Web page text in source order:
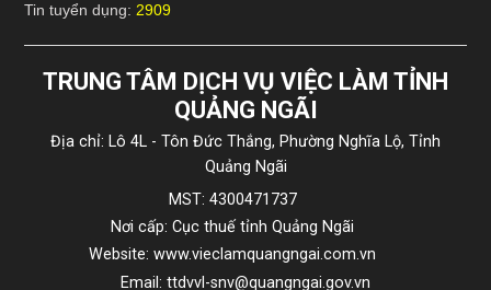
Tin tuyển dụng: 2909
TRUNG TÂM DỊCH VỤ VIỆC LÀM TỈNH
QUẢNG NGÃI
Địa chỉ: Lô 4L - Tôn Đức Thắng, Phường Nghĩa Lộ, Tỉnh
Quảng Ngãi
MST: 4300471737
Nơi cấp: Cục thuế tỉnh Quảng Ngãi
Website: www.vieclamquangngai.com.vn
Email: ttdvvl-snv@quangngai.gov.vn